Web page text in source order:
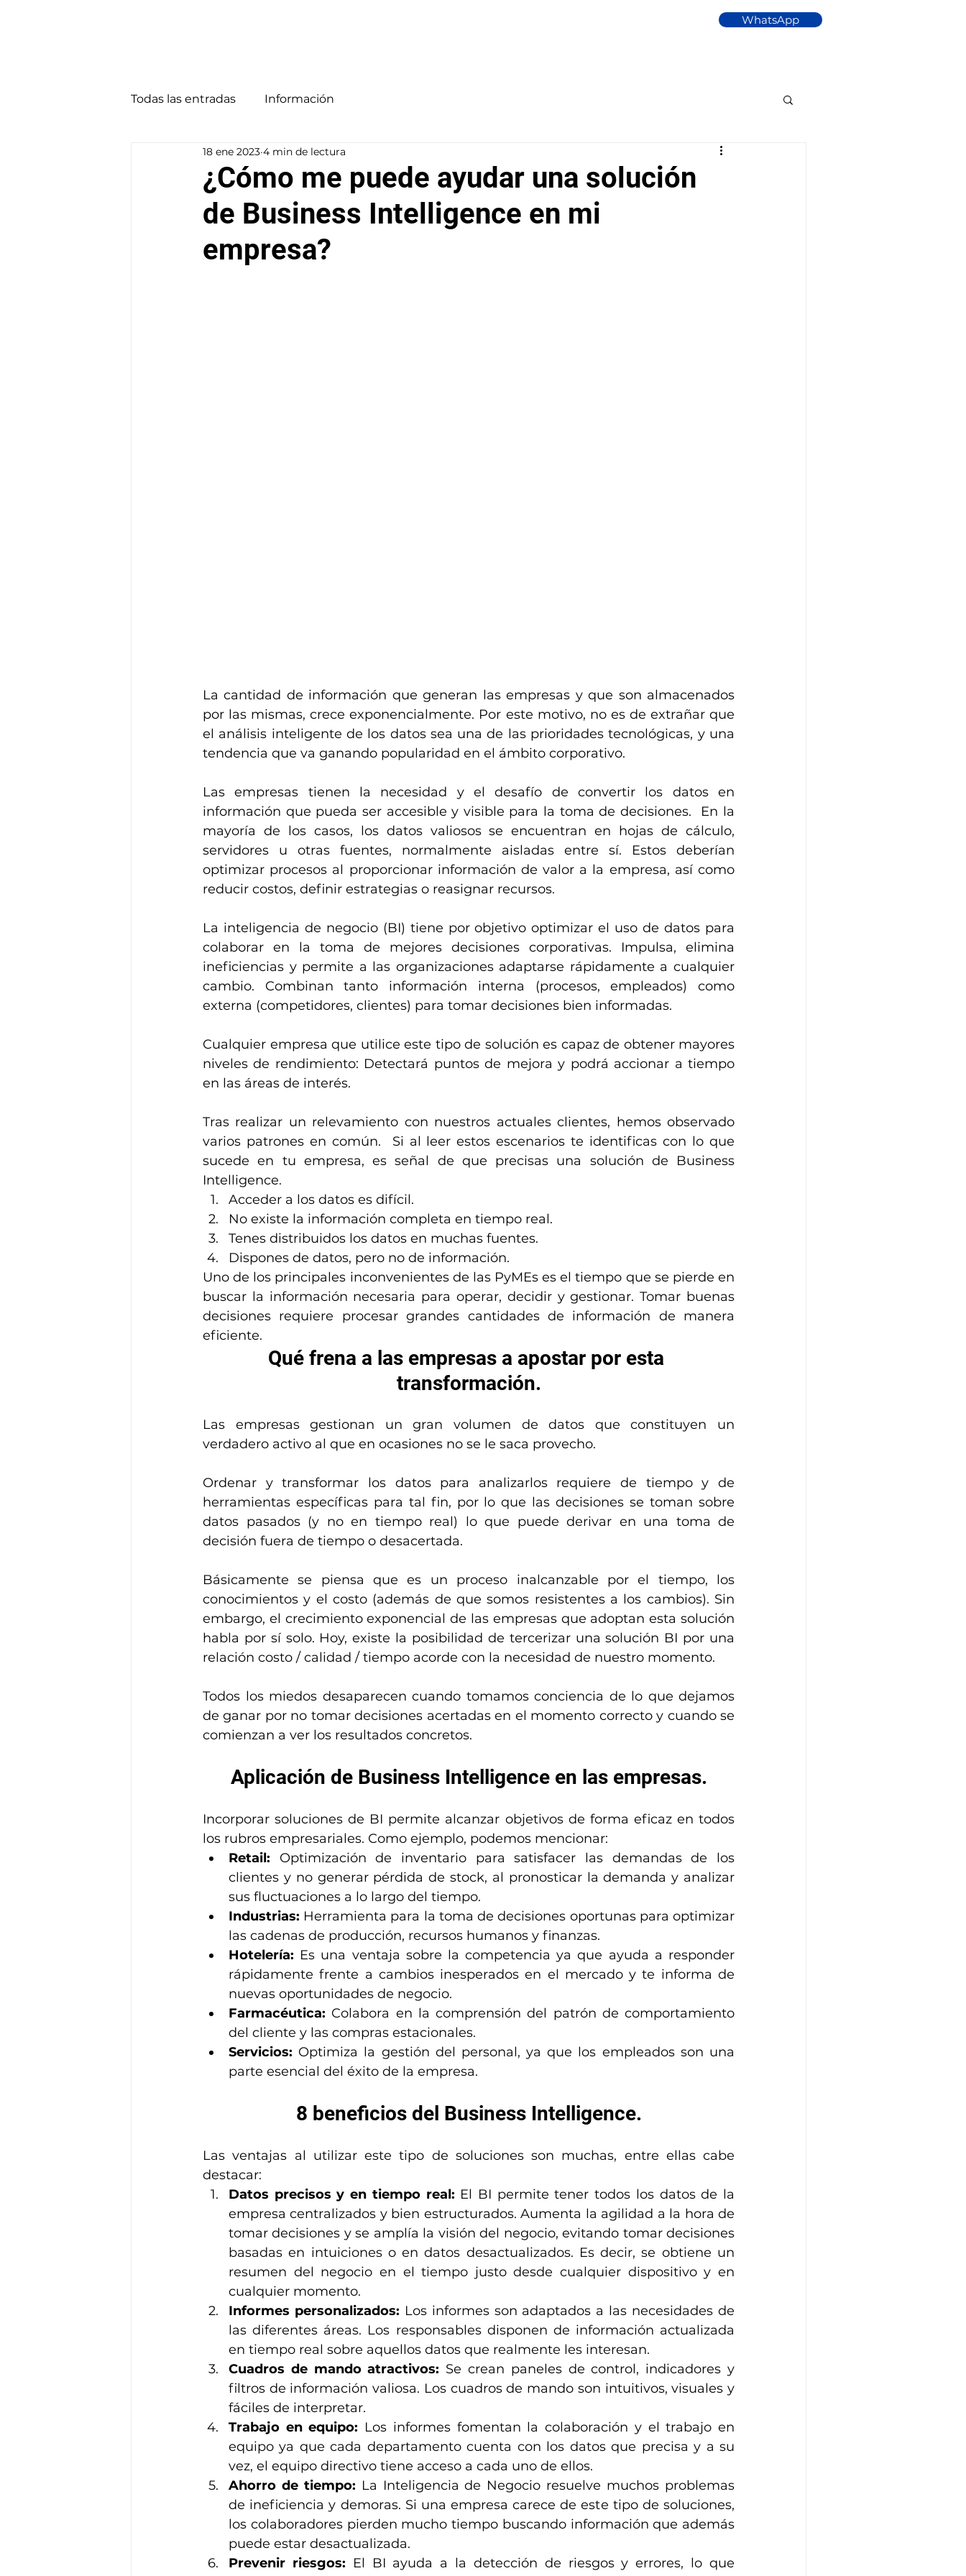
WhatsApp
Todas las entradas Información
¿Cómo me puede ayudar una solución
de Business Intelligence en mi
empresa?
18 ene 2023 4 min de lectura
La cantidad de información que generan las empresas y que son almacenados
por las mismas, crece exponencialmente. Por este motivo, no es de extrañar que
el análisis inteligente de los datos sea una de las prioridades tecnológicas, y una
tendencia que va ganando popularidad en el ámbito corporativo.
Las empresas tienen la necesidad y el desafío de convertir los datos en
información que pueda ser accesible y visible para la toma de decisiones.  En la
mayoría de los casos, los datos valiosos se encuentran en hojas de cálculo,
servidores u otras fuentes, normalmente aisladas entre sí. Estos deberían
optimizar procesos al proporcionar información de valor a la empresa, así como
reducir costos, definir estrategias o reasignar recursos.
La inteligencia de negocio (BI) tiene por objetivo optimizar el uso de datos para
colaborar en la toma de mejores decisiones corporativas. Impulsa, elimina
ineficiencias y permite a las organizaciones adaptarse rápidamente a cualquier
cambio. Combinan tanto información interna (procesos, empleados) como
externa (competidores, clientes) para tomar decisiones bien informadas.
Cualquier empresa que utilice este tipo de solución es capaz de obtener mayores
niveles de rendimiento: Detectará puntos de mejora y podrá accionar a tiempo
en las áreas de interés.
Tras realizar un relevamiento con nuestros actuales clientes, hemos observado
varios patrones en común.  Si al leer estos escenarios te identificas con lo que
sucede en tu empresa, es señal de que precisas una solución de Business
Intelligence.
Acceder a los datos es difícil.
No existe la información completa en tiempo real.
Tenes distribuidos los datos en muchas fuentes.
Dispones de datos, pero no de información.
Uno de los principales inconvenientes de las PyMEs es el tiempo que se pierde en
buscar la información necesaria para operar, decidir y gestionar. Tomar buenas
decisiones requiere procesar grandes cantidades de información de manera
eficiente.
Qué frena a las empresas a apostar por esta
transformación.
Las empresas gestionan un gran volumen de datos que constituyen un
verdadero activo al que en ocasiones no se le saca provecho.
Ordenar y transformar los datos para analizarlos requiere de tiempo y de
herramientas específicas para tal fin, por lo que las decisiones se toman sobre
datos pasados (y no en tiempo real) lo que puede derivar en una toma de
decisión fuera de tiempo o desacertada.
Básicamente se piensa que es un proceso inalcanzable por el tiempo, los
conocimientos y el costo (además de que somos resistentes a los cambios). Sin
embargo, el crecimiento exponencial de las empresas que adoptan esta solución
habla por sí solo. Hoy, existe la posibilidad de tercerizar una solución BI por una
relación costo / calidad / tiempo acorde con la necesidad de nuestro momento.
Todos los miedos desaparecen cuando tomamos conciencia de lo que dejamos
de ganar por no tomar decisiones acertadas en el momento correcto y cuando se
comienzan a ver los resultados concretos.
Aplicación de Business Intelligence en las empresas.
Incorporar soluciones de BI permite alcanzar objetivos de forma eficaz en todos
los rubros empresariales. Como ejemplo, podemos mencionar:
Retail: Optimización de inventario para satisfacer las demandas de los
clientes y no generar pérdida de stock, al pronosticar la demanda y analizar
sus fluctuaciones a lo largo del tiempo.
Industrias: Herramienta para la toma de decisiones oportunas para optimizar
las cadenas de producción, recursos humanos y finanzas.
Hotelería: Es una ventaja sobre la competencia ya que ayuda a responder
rápidamente frente a cambios inesperados en el mercado y te informa de
nuevas oportunidades de negocio.
Farmacéutica: Colabora en la comprensión del patrón de comportamiento
del cliente y las compras estacionales.
Servicios: Optimiza la gestión del personal, ya que los empleados son una
parte esencial del éxito de la empresa.
8 beneficios del Business Intelligence.
Las ventajas al utilizar este tipo de soluciones son muchas, entre ellas cabe
destacar:
Datos precisos y en tiempo real: El BI permite tener todos los datos de la
empresa centralizados y bien estructurados. Aumenta la agilidad a la hora de
tomar decisiones y se amplía la visión del negocio, evitando tomar decisiones
basadas en intuiciones o en datos desactualizados. Es decir, se obtiene un
resumen del negocio en el tiempo justo desde cualquier dispositivo y en
cualquier momento.
Informes personalizados: Los informes son adaptados a las necesidades de
las diferentes áreas. Los responsables disponen de información actualizada
en tiempo real sobre aquellos datos que realmente les interesan.
Cuadros de mando atractivos: Se crean paneles de control, indicadores y
filtros de información valiosa. Los cuadros de mando son intuitivos, visuales y
fáciles de interpretar.
Trabajo en equipo: Los informes fomentan la colaboración y el trabajo en
equipo ya que cada departamento cuenta con los datos que precisa y a su
vez, el equipo directivo tiene acceso a cada uno de ellos.
Ahorro de tiempo: La Inteligencia de Negocio resuelve muchos problemas
de ineficiencia y demoras. Si una empresa carece de este tipo de soluciones,
los colaboradores pierden mucho tiempo buscando información que además
puede estar desactualizada.
Prevenir riesgos: El BI ayuda a la detección de riesgos y errores, lo que